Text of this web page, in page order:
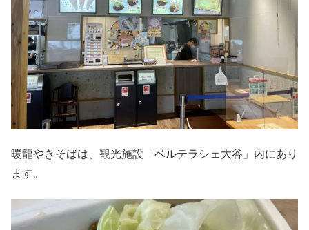
暖龍やきそばは、観光施設「ベルテラシェ大谷」内にあり
ます。